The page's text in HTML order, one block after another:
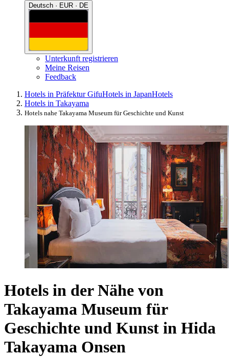
Deutsch · EUR · DE
Unterkunft registrieren
Meine Reisen
Feedback
Hotels in Präfektur GifuHotels in JapanHotels
Hotels in Takayama
Hotels nahe Takayama Museum für Geschichte und Kunst
Hotels in der Nähe von
Takayama Museum für
Geschichte und Kunst in Hida
Takayama Onsen